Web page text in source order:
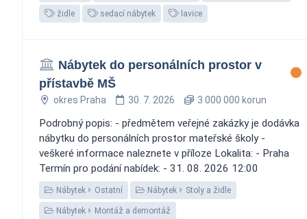
židle sedací nábytek lavice
Nábytek do personálních prostor v
přístavbě MŠ
okres Praha 30. 7. 2026 3 000 000 korun
Podrobný popis: - předmětem veřejné zakázky je dodávka
nábytku do personálních prostor mateřské školy -
veškeré informace naleznete v příloze Lokalita: - Praha
Termín pro podání nabídek: - 31. 08. 2026 12:00
Nábytek Ostatní Nábytek Stoly a židle
Nábytek Montáž a demontáž